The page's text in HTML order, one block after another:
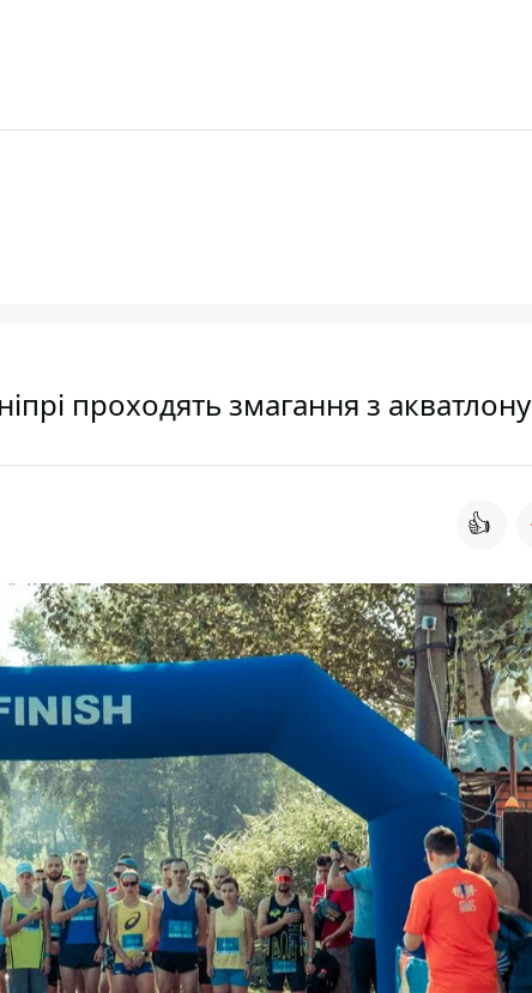
проходять змагання з акватлону
👍